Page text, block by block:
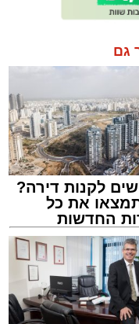
גם
לקנות דירה?
את כל
החדשות
באשדוד >>>